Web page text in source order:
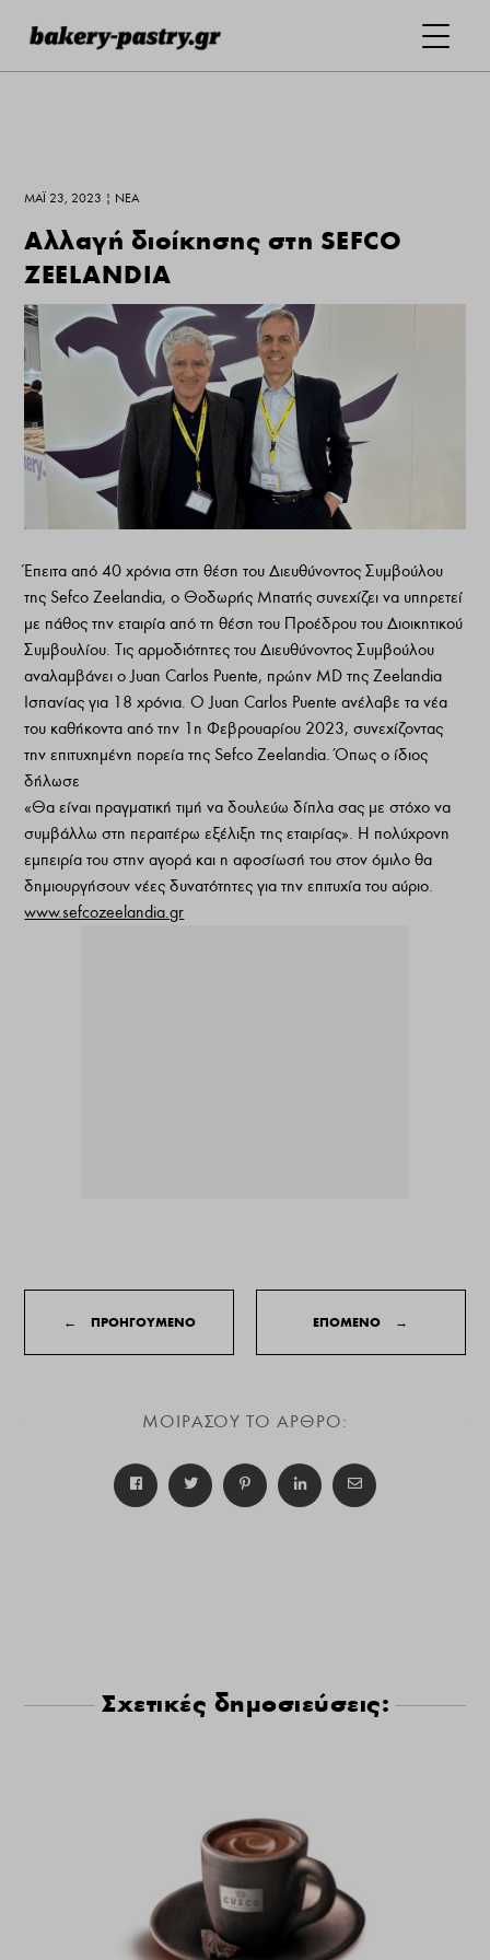
ΜΆΙ 23, 2023 | ΝΕΑ
Αλλαγή διοίκησης στη SEFCO
ZEELANDIA
Έπειτα από 40 χρόνια στη θέση του Διευθύνοντος Συμβούλου
της Sefco Zeelandia, ο Θοδωρής Μπατής συνεχίζει να υπηρετεί
με πάθος την εταιρία από τη θέση του Προέδρου του Διοικητικού
Συμβουλίου. Τις αρμοδιότητες του Διευθύνοντος Συμβούλου
αναλαμβάνει ο Juan Carlos Puente, πρώην MD της Zeelandia
Ισπανίας για 18 χρόνια. Ο Juan Carlos Puente ανέλαβε τα νέα
του καθήκοντα από την 1η Φεβρουαρίου 2023, συνεχίζοντας
την επιτυχημένη πορεία της Sefco Zeelandia. Όπως ο ίδιος
δήλωσε
«Θα είναι πραγματική τιμή να δουλεύω δίπλα σας με στόχο να
συμβάλλω στη περαιτέρω εξέλιξη της εταιρίας». Η πολύχρονη
εμπειρία του στην αγορά και η αφοσίωσή του στον όμιλο θα
δημιουργήσουν νέες δυνατότητες για την επιτυχία του αύριο.
www.sefcozeelandia.gr
← ΠΡΟΗΓΟΥΜΕΝΟ ΕΠΟΜΕΝΟ →
ΜΟΙΡΑΣΟΥ ΤΟ ΑΡΘΡΟ:
Σχετικές δημοσιεύσεις: